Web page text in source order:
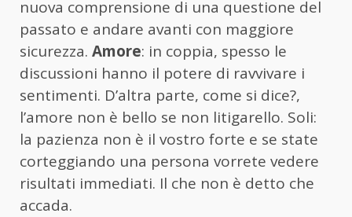
nuova comprensione di una questione del
passato e andare avanti con maggiore
sicurezza. Amore: in coppia, spesso le
discussioni hanno il potere di ravvivare i
sentimenti. D’altra parte, come si dice?,
l’amore non è bello se non litigarello. Soli:
la pazienza non è il vostro forte e se state
corteggiando una persona vorrete vedere
risultati immediati. Il che non è detto che
accada.